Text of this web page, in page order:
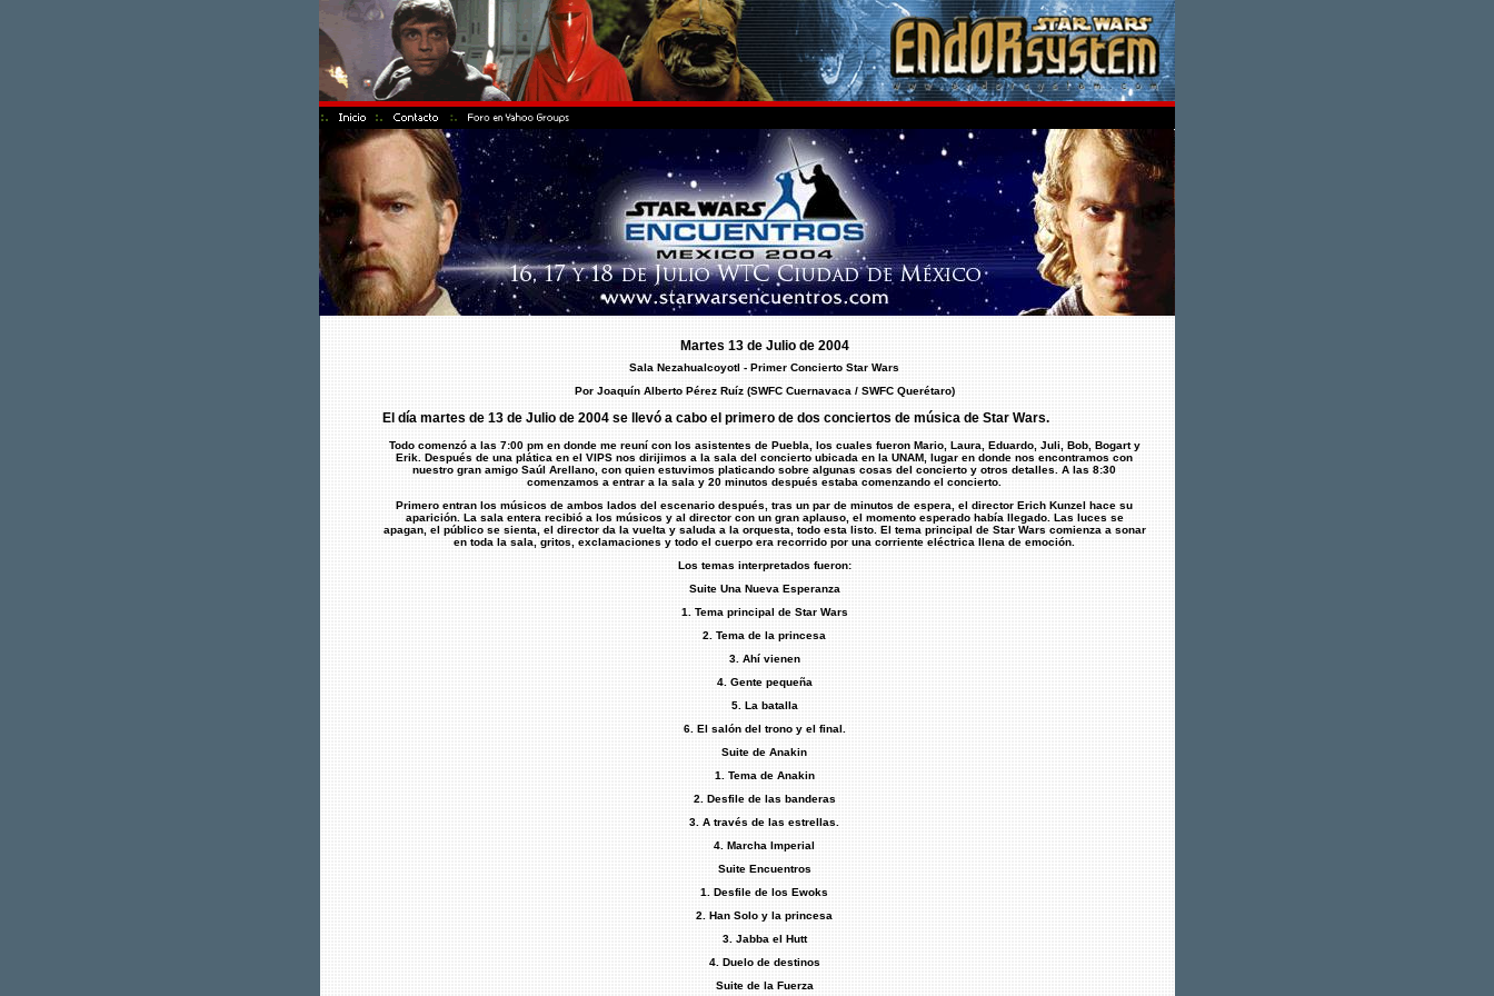
Martes 13 de Julio de 2004
Sala Nezahualcoyotl - Primer Concierto Star Wars
Por Joaquín Alberto Pérez Ruíz (SWFC Cuernavaca / SWFC Querétaro)
El día martes de 13 de Julio de 2004 se llevó a cabo el primero de dos conciertos de música de Star Wars.
Todo comenzó a las 7:00 pm en donde me reuní con los asistentes de Puebla, los cuales fueron Mario, Laura, Eduardo, Juli, Bob, Bogart y
Erik. Después de una plática en el VIPS nos dirijimos a la sala del concierto ubicada en la UNAM, lugar en donde nos encontramos con
nuestro gran amigo Saúl Arellano, con quien estuvimos platicando sobre algunas cosas del concierto y otros detalles. A las 8:30
comenzamos a entrar a la sala y 20 minutos después estaba comenzando el concierto.
Primero entran los músicos de ambos lados del escenario después, tras un par de minutos de espera, el director Erich Kunzel hace su
aparición. La sala entera recibió a los músicos y al director con un gran aplauso, el momento esperado había llegado. Las luces se
apagan, el público se sienta, el director da la vuelta y saluda a la orquesta, todo esta listo. El tema principal de Star Wars comienza a sonar
en toda la sala, gritos, exclamaciones y todo el cuerpo era recorrido por una corriente eléctrica llena de emoción.
Los temas interpretados fueron:
Suite Una Nueva Esperanza
1. Tema principal de Star Wars
2. Tema de la princesa
3. Ahí vienen
4. Gente pequeña
5. La batalla
6. El salón del trono y el final.
Suite de Anakin
1. Tema de Anakin
2. Desfile de las banderas
3. A través de las estrellas.
4. Marcha Imperial
Suite Encuentros
1. Desfile de los Ewoks
2. Han Solo y la princesa
3. Jabba el Hutt
4. Duelo de destinos
Suite de la Fuerza